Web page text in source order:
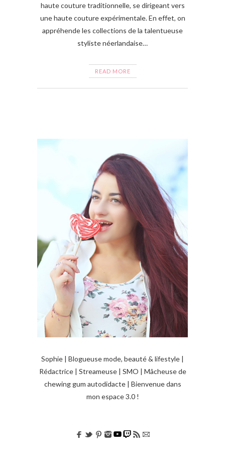
haute couture traditionnelle, se dirigeant vers
une haute couture expérimentale. En effet, on
appréhende les collections de la talentueuse
styliste néerlandaise…
READ MORE
Sophie | Blogueuse mode, beauté & lifestyle |
Rédactrice | Streameuse | SMO | Mâcheuse de
chewing gum autodidacte | Bienvenue dans
mon espace 3.0 !